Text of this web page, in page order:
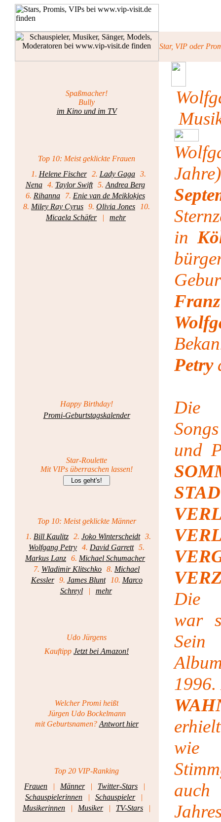
Star, VIP oder
Spaßmacher!
Bully
im Kino und im TV
Top 10: Meist geklickte Frauen
1. Helene Fischer 2. Lady Gaga
3.
Nena
4. Taylor Swift 5. Andrea Berg
6. Rihanna 7. Enie van de Meiklokjes
8. Miley Ray Cyrus 9. Olivia Jones
10.
Micaela Schäfer
| mehr
Happy Birthday!
Promi-Geburtstagskalender
Star-Roulette
Mit VIPs überraschen lassen!
Top 10: Meist geklickte Männer
1. Bill Kaulitz 2. Joko Winterscheidt 3.
Wolfgang Petry 4. David Garrett 5.
Markus Lanz 6. Michael Schumacher
7. Wladimir Klitschko 8. Michael
Kessler
9. James Blunt 10. Marco
Schreyl
| mehr
Udo Jürgens
Kauftipp Jetzt bei Amazon!
Welcher Promi heißt
Jürgen Udo Bockelmann
mit Geburtsnamen? Antwort hier
Top 20 VIP-Ranking
Frauen
| Männer | Twitter-Stars
|
Schauspielerinnen
| Schauspieler
|
Musikerinnen
| Musiker | TV-Stars |
in
Petry
Die
und
Die
war
Sein
wie